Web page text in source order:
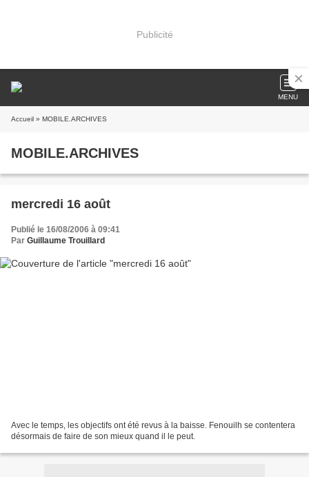
Publicité
MENU
Accueil » MOBILE.ARCHIVES
MOBILE.ARCHIVES
mercredi 16 août
Publié le 16/08/2006 à 09:41
Par Guillaume Trouillard
Avec le temps, les objectifs ont été revus à la baisse. Fenouilh se contentera
désormais de faire de son mieux quand il le peut.